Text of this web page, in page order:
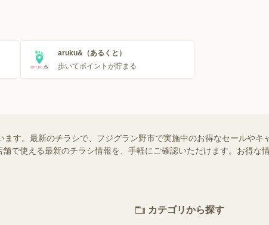
aruku&（あるくと）
歩いてポイントが貯まる
す。最新のチラシで、フジグラン野市で実施中のお得なセールや
で使える最新のチラシ情報を、手軽にご確認いただけます。お得な
カテゴリから探す